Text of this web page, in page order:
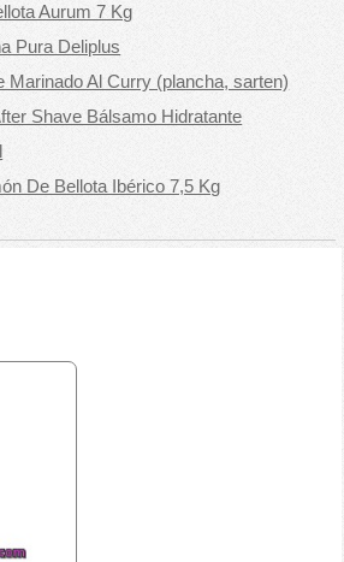
Aurum 7 Kg
Pura Deliplus
Marinado Al Curry (plancha, sarten)
Shave Bálsamo Hidratante
De Bellota Ibérico 7,5 Kg